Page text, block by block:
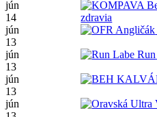
jún
14
zdravia
jún
13
jún
13
jún
13
jún